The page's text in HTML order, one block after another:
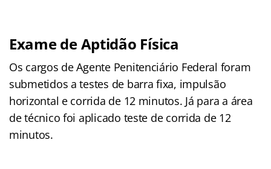
Exame de Aptidão Física
Os cargos de Agente Penitenciário Federal foram
submetidos a testes de barra fixa, impulsão
horizontal e corrida de 12 minutos. Já para a área
de técnico foi aplicado teste de corrida de 12
minutos.